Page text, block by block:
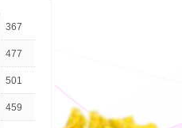
367
477
501
459